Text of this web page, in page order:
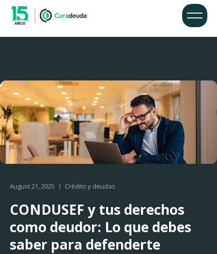
August 21, 2025 Crédito y deudas
CONDUSEF y tus derechos
como deudor: Lo que debes
saber para defenderte